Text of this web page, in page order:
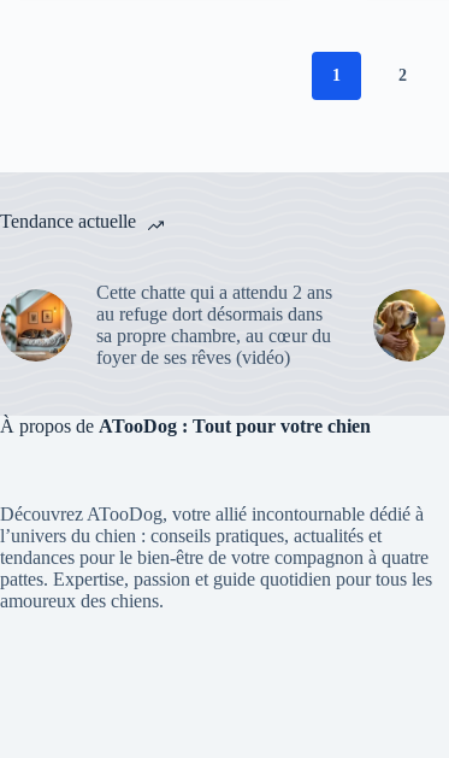
1 2
Tendance actuelle
Cette chatte qui a attendu 2 ans
au refuge dort désormais dans
sa propre chambre, au cœur du
foyer de ses rêves (vidéo)
À propos de ATooDog : Tout pour votre chien
Découvrez ATooDog, votre allié incontournable dédié à
l’univers du chien : conseils pratiques, actualités et
tendances pour le bien-être de votre compagnon à quatre
pattes. Expertise, passion et guide quotidien pour tous les
amoureux des chiens.